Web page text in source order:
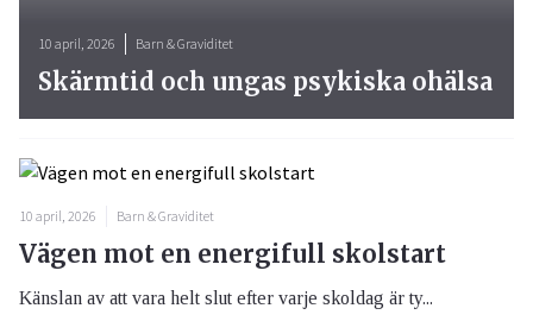
10 april, 2026 Barn & Graviditet
Vägen mot en energifull skolstart
Känslan av att vara helt slut efter varje skoldag är ty...
10 april, 2026 Barn & Graviditet
Skärmtid och ungas psykiska ohälsa